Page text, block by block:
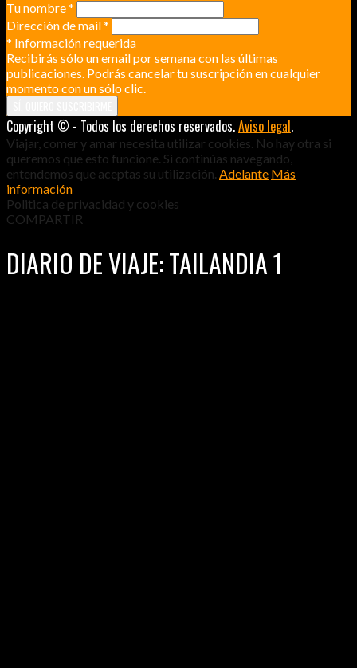
Tu nombre*
Dirección de mail*
* Información requerida
Recibirás sólo un email por semana con las últimas
publicaciones. Podrás cancelar tu suscripción en cualquier
momento con un sólo clic.
Copyright © - Todos los derechos reservados.Aviso legal.
Viajar, comer y amar necesita utilizar cookies. No hay otra si
queremos que esto funcione. Si continúas navegando,
entendemos que aceptas su utilización. Adelante Más
información
Politica de privacidad y cookies
COMPARTIR
DIARIO DE VIAJE: TAILANDIA 1